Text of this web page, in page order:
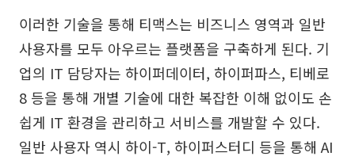
이러한 기술을 통해 티맥스는 비즈니스 영역과 일반
사용자를 모두 아우르는 플랫폼을 구축하게 된다. 기
업의 IT 담당자는 하이퍼데이터, 하이퍼파스, 티베로
8 등을 통해 개별 기술에 대한 복잡한 이해 없이도 손
쉽게 IT 환경을 관리하고 서비스를 개발할 수 있다.
일반 사용자 역시 하이-T, 하이퍼스터디 등을 통해 AI